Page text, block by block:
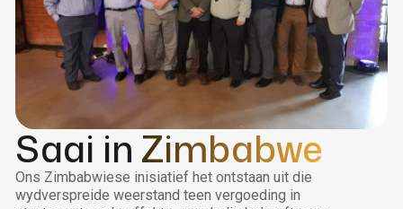
Saai in Zimbabwe
Ons Zimbabwiese inisiatief het ontstaan uit die
wydverspreide weerstand teen vergoeding in